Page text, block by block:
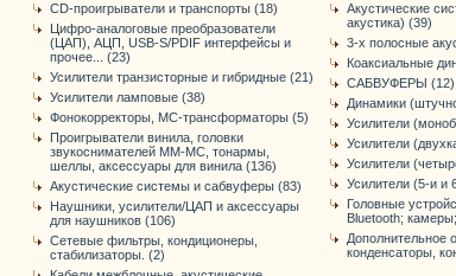
CD-проигрыватели и транспорты (18)
Цифро-аналоговые преобразователи
(ЦАП), АЦП, USB-S/PDIF интерфейсы и
прочее... (23)
Усилители транзисторные и гибридные (21)
Усилители ламповые (38)
Фонокорректоры, МС-трансформаторы (5)
Проигрыватели винила, головки
звукоснимателей ММ-МС, тонармы,
шеллы, аксессуары для винила (136)
Акустические системы и сабвуферы (83)
Наушники, усилители/ЦАП и аксессуары
для наушников (106)
Сетевые фильтры, кондиционеры,
стабилизаторы. (2)
Акустические
акустика) (39)
3-х полосные
Коаксиальные
САБВУФЕРЫ (12)
Динамики
Усилители
Усилители
Усилители
Усилители (5-и и
Головные
Bluetooth;
Дополнительное
конденсаторы,